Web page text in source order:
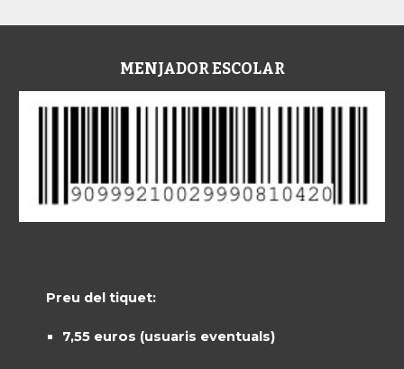
MENJADOR ESCOLAR
Preu del tiquet:
7,55 euros (usuaris eventuals)